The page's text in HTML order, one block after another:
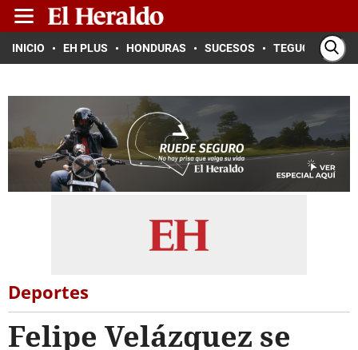
INICIO EH PLUS HONDURAS SUCESOS TEGUCIGALPA
Deportes
Felipe Velázquez se